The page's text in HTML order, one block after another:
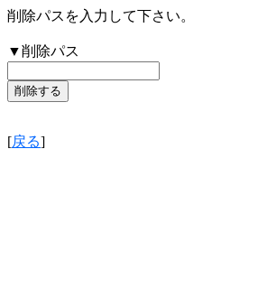
削除パスを入力して下さい。
▼削除パス
[戻る]